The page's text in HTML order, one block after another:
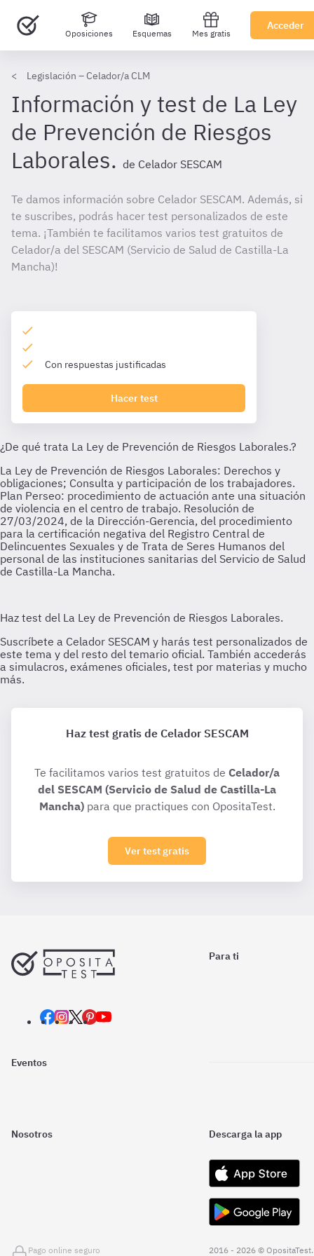
Oposiciones Esquemas Mes gratis
Acceder
Legislación – Celador/a CLM
Información y test de La Ley
de Prevención de Riesgos
Laborales. de Celador SESCAM
Te damos información sobre Celador SESCAM. Además, si
te suscribes, podrás hacer test personalizados de este
tema. ¡También te facilitamos varios test gratuitos de
Celador/a del SESCAM (Servicio de Salud de Castilla-La
Mancha)!
Con respuestas justificadas
Hacer test
Haz test gratis de Celador SESCAM
Te facilitamos varios test gratuitos de Celador/a
del SESCAM (Servicio de Salud de Castilla-La
Mancha)para que practiques con OpositaTest.
Ver test gratis
Para ti
Eventos
Nosotros Descarga la app
Pago online seguro
2016 - 2026 © OpositaTest.